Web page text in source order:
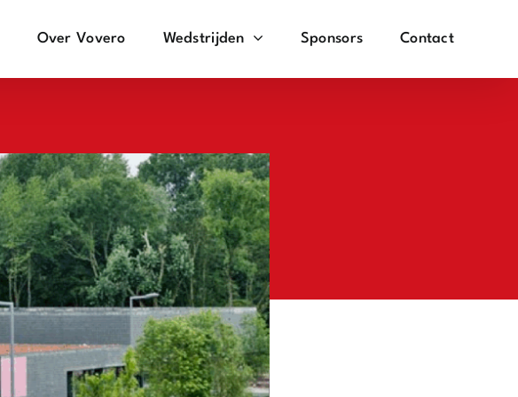
Over Vovero Wedstrijden Sponsors Contact